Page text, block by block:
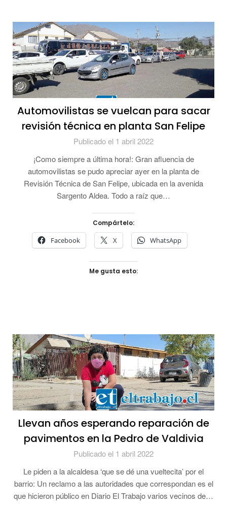
Automovilistas se vuelcan para sacar
revisión técnica en planta San Felipe
Publicado el 1 abril 2022
¡Como siempre a última hora!: Gran afluencia de
automovilistas se pudo apreciar ayer en la planta de
Revisión Técnica de San Felipe, ubicada en la avenida
Sargento Aldea. Todo a raíz que…
Compártelo:
Facebook X WhatsApp
Me gusta esto:
Llevan años esperando reparación de
pavimentos en la Pedro de Valdivia
Publicado el 1 abril 2022
Le piden a la alcaldesa ‘que se dé una vueltecita’ por el
barrio: Un reclamo a las autoridades que correspondan es el
que hicieron público en Diario El Trabajo varios vecinos de…